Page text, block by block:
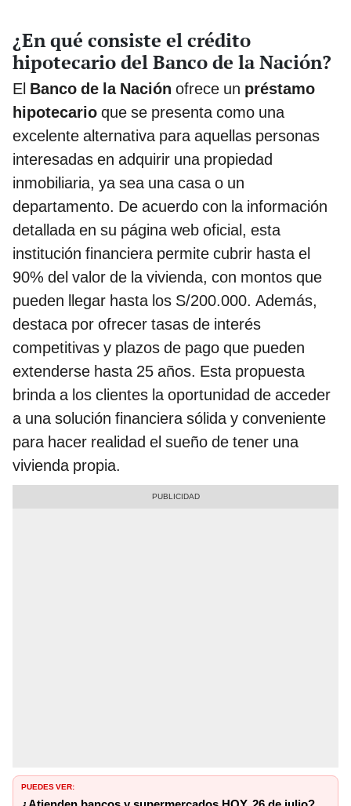
¿En qué consiste el crédito
hipotecario del Banco de la Nación?
El Banco de la Nación ofrece un préstamo
hipotecario que se presenta como una
excelente alternativa para aquellas personas
interesadas en adquirir una propiedad
inmobiliaria, ya sea una casa o un
departamento. De acuerdo con la información
detallada en su página web oficial, esta
institución financiera permite cubrir hasta el
90% del valor de la vivienda, con montos que
pueden llegar hasta los S/200.000. Además,
destaca por ofrecer tasas de interés
competitivas y plazos de pago que pueden
extenderse hasta 25 años. Esta propuesta
brinda a los clientes la oportunidad de acceder
a una solución financiera sólida y conveniente
para hacer realidad el sueño de tener una
vivienda propia.
PUEDES VER: